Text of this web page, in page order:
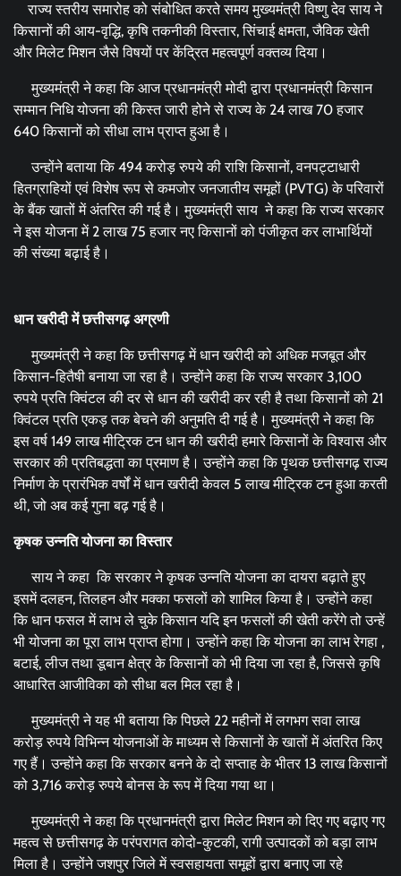
राज्य स्तरीय समारोह को संबोधित करते समय मुख्यमंत्री विष्णु देव साय ने
किसानों की आय-वृद्धि, कृषि तकनीकी विस्तार, सिंचाई क्षमता, जैविक खेती
और मिलेट मिशन जैसे विषयों पर केंद्रित महत्वपूर्ण वक्तव्य दिया।
मुख्यमंत्री ने कहा कि आज प्रधानमंत्री मोदी द्वारा प्रधानमंत्री किसान
सम्मान निधि योजना की किस्त जारी होने से राज्य के 24 लाख 70 हजार
640 किसानों को सीधा लाभ प्राप्त हुआ है।
उन्होंने बताया कि 494 करोड़ रुपये की राशि किसानों, वनपट्टाधारी
हितग्राहियों एवं विशेष रूप से कमजोर जनजातीय समूहों (PVTG) के परिवारों
के बैंक खातों में अंतरित की गई है। मुख्यमंत्री साय ने कहा कि राज्य सरकार
ने इस योजना में 2 लाख 75 हजार नए किसानों को पंजीकृत कर लाभार्थियों
की संख्या बढ़ाई है।
धान खरीदी में छत्तीसगढ़ अग्रणी
मुख्यमंत्री ने कहा कि छत्तीसगढ़ में धान खरीदी को अधिक मजबूत और
किसान-हितैषी बनाया जा रहा है। उन्होंने कहा कि राज्य सरकार 3,100
रुपये प्रति क्विंटल की दर से धान की खरीदी कर रही है तथा किसानों को 21
क्विंटल प्रति एकड़ तक बेचने की अनुमति दी गई है। मुख्यमंत्री ने कहा कि
इस वर्ष 149 लाख मीट्रिक टन धान की खरीदी हमारे किसानों के विश्वास और
सरकार की प्रतिबद्धता का प्रमाण है। उन्होंने कहा कि पृथक छत्तीसगढ़ राज्य
निर्माण के प्रारंभिक वर्षों में धान खरीदी केवल 5 लाख मीट्रिक टन हुआ करती
थी, जो अब कई गुना बढ़ गई है।
कृषक उन्नति योजना का विस्तार
साय ने कहा कि सरकार ने कृषक उन्नति योजना का दायरा बढ़ाते हुए
इसमें दलहन, तिलहन और मक्का फसलों को शामिल किया है। उन्होंने कहा
कि धान फसल में लाभ ले चुके किसान यदि इन फसलों की खेती करेंगे तो उन्हें
भी योजना का पूरा लाभ प्राप्त होगा। उन्होंने कहा कि योजना का लाभ रेगहा ,
बटाई, लीज तथा डूबान क्षेत्र के किसानों को भी दिया जा रहा है, जिससे कृषि
आधारित आजीविका को सीधा बल मिल रहा है।
मुख्यमंत्री ने यह भी बताया कि पिछले 22 महीनों में लगभग सवा लाख
करोड़ रुपये विभिन्न योजनाओं के माध्यम से किसानों के खातों में अंतरित किए
गए हैं। उन्होंने कहा कि सरकार बनने के दो सप्ताह के भीतर 13 लाख किसानों
को 3,716 करोड़ रुपये बोनस के रूप में दिया गया था।
मुख्यमंत्री ने कहा कि प्रधानमंत्री द्वारा मिलेट मिशन को दिए गए बढ़ाए गए
महत्व से छत्तीसगढ़ के परंपरागत कोदो-कुटकी, रागी उत्पादकों को बड़ा लाभ
मिला है। उन्होंने जशपुर जिले में स्वसहायता समूहों द्वारा बनाए जा रहे